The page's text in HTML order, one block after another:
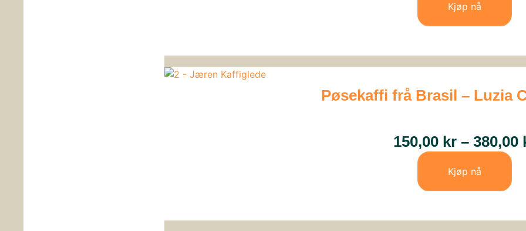
Kjøp nå
Pøsekaffi frå Brasil – Luzia
150,00 kr – 380,00
Kjøp nå